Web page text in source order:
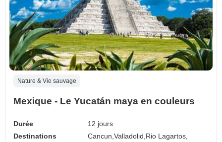
Nature & Vie sauvage
Mexique - Le Yucatán maya en couleurs
Durée
12 jours
Destinations
Cancun,Valladolid, Rio Lagartos,